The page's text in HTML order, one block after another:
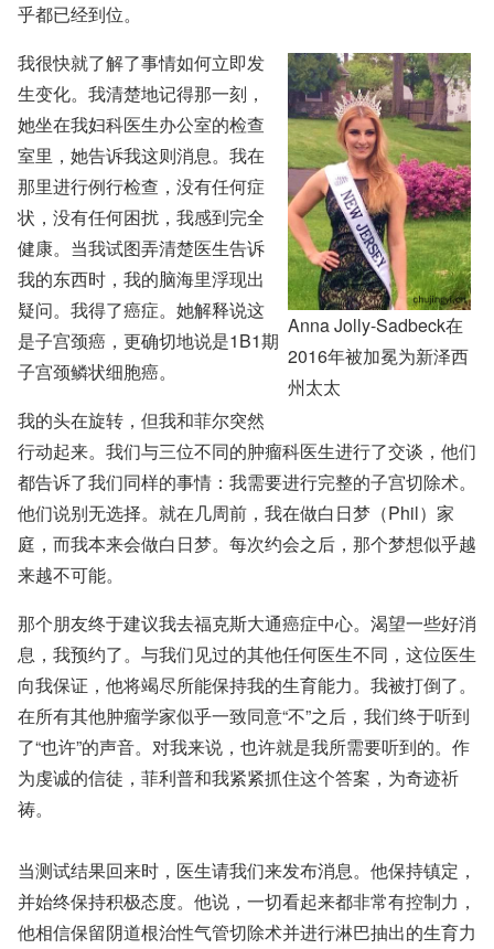
乎都已经到位。
Anna Jolly-Sadbeck在
2016年被加冕为新泽西
州太太
我很快就了解了事情如何立即发
生变化。我清楚地记得那一刻，
她坐在我妇科医生办公室的检查
室里，她告诉我这则消息。我在
那里进行例行检查，没有任何症
状，没有任何困扰，我感到完全
健康。当我试图弄清楚医生告诉
我的东西时，我的脑海里浮现出
疑问。我得了癌症。她解释说这
是子宫颈癌，更确切地说是1B1期
子宫颈鳞状细胞癌。
我的头在旋转，但我和菲尔突然
行动起来。我们与三位不同的肿瘤科医生进行了交谈，他们
都告诉了我们同样的事情：我需要进行完整的子宫切除术。
他们说别无选择。就在几周前，我在做白日梦（Phil）家
庭，而我本来会做白日梦。每次约会之后，那个梦想似乎越
来越不可能。
那个朋友终于建议我去福克斯大通癌症中心。渴望一些好消
息，我预约了。与我们见过的其他任何医生不同，这位医生
向我保证，他将竭尽所能保持我的生育能力。我被打倒了。
在所有其他肿瘤学家似乎一致同意“不”之后，我们终于听到
了“也许”的声音。对我来说，也许就是我所需要听到的。作
为虔诚的信徒，菲利普和我紧紧抓住这个答案，为奇迹祈
祷。
当测试结果回来时，医生请我们来发布消息。他保持镇定，
并始终保持积极态度。他说，一切看起来都非常有控制力，
他相信保留阴道根治性气管切除术并进行淋巴抽出的生育力